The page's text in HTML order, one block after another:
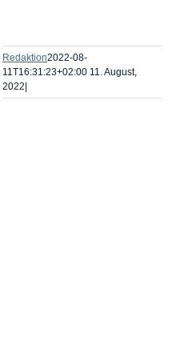
Förderer
Redaktion2022-08-
11T16:31:23+02:00 11. August,
2022